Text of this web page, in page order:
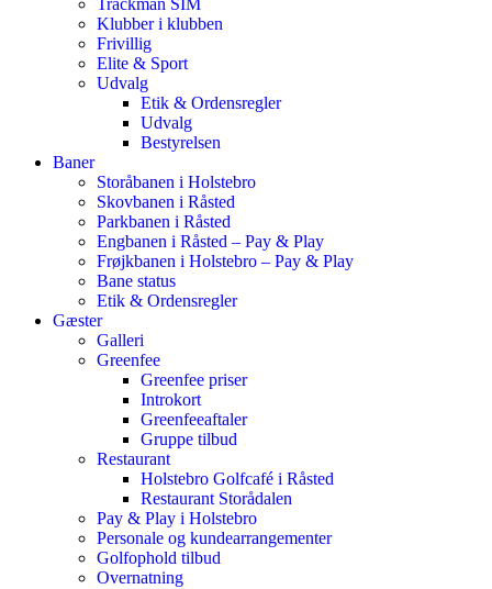
Trackman SIM
Klubber i klubben
Frivillig
Elite & Sport
Udvalg
Etik & Ordensregler
Udvalg
Bestyrelsen
Baner
Storåbanen i Holstebro
Skovbanen i Råsted
Parkbanen i Råsted
Engbanen i Råsted – Pay & Play
Frøjkbanen i Holstebro – Pay & Play
Bane status
Etik & Ordensregler
Gæster
Galleri
Greenfee
Greenfee priser
Introkort
Greenfeeaftaler
Gruppe tilbud
Restaurant
Holstebro Golfcafé i Råsted
Restaurant Storådalen
Pay & Play i Holstebro
Personale og kundearrangementer
Golfophold tilbud
Overnatning